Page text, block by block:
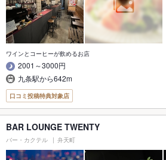
ワインとコーヒーが飲めるお店
2001～3000円
九条駅から642m
口コミ投稿特典対象店
BAR LOUNGE TWENTY
バー・カクテル 弁天町